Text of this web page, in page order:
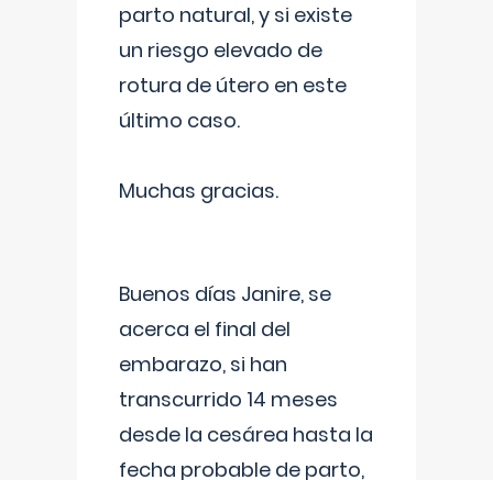
parto natural, y si existe
un riesgo elevado de
rotura de útero en este
último caso.
Muchas gracias.
Buenos días Janire, se
acerca el final del
embarazo, si han
transcurrido 14 meses
desde la cesárea hasta la
fecha probable de parto,